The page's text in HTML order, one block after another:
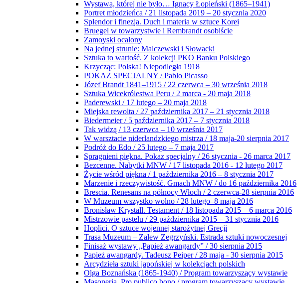
Wystawa, której nie było… Ignacy Łopieński (1865–1941)
Portret młodzieńca / 21 listopada 2019 – 20 stycznia 2020
Splendor i finezja. Duch i materia w sztuce Korei
Bruegel w towarzystwie i Rembrandt osobiście
Zamoyski ocalony
Na jednej strunie: Malczewski i Słowacki
Sztuka to wartość. Z kolekcji PKO Banku Polskiego
Krzycząc: Polska! Niepodległa 1918
POKAZ SPECJALNY / Pablo Picasso
Józef Brandt 1841–1915 / 22 czerwca – 30 września 2018
Sztuka Wicekrólestwa Peru / 2 marca - 20 maja 2018
Paderewski / 17 lutego – 20 maja 2018
Miejska rewolta / 27 października 2017 – 21 stycznia 2018
Biedermeier / 5 października 2017 – 7 stycznia 2018
Tak widzą / 13 czerwca – 10 września 2017
W warsztacie niderlandzkiego mistrza / 18 maja-20 sierpnia 2017
Podróż do Edo / 25 lutego – 7 maja 2017
Spragnieni piękna. Pokaz specjalny / 26 stycznia - 26 marca 2017
Bezcenne. Nabytki MNW / 17 listopada 2016 - 12 lutego 2017
Życie wśród piękna / 1 października 2016 – 8 stycznia 2017
Marzenie i rzeczywistość. Gmach MNW / do 16 października 2016
Brescia. Renesans na północy Włoch / 2 czerwca-28 sierpnia 2016
W Muzeum wszystko wolno / 28 lutego–8 maja 2016
Bronisław Krystall. Testament / 18 listopada 2015 – 6 marca 2016
Mistrzowie pastelu / 29 października 2015 – 31 stycznia 2016
Hoplici. O sztuce wojennej starożytnej Grecji
Trasa Muzeum – Zalew Zegrzyński. Estrada sztuki nowoczesnej
Finisaż wystawy „Papież awangardy” / 30 sierpnia 2015
Papież awangardy. Tadeusz Peiper / 28 maja - 30 sierpnia 2015
Arcydzieła sztuki japońskiej w kolekcjach polskich
Olga Boznańska (1865-1940) / Program towarzyszący wystawie